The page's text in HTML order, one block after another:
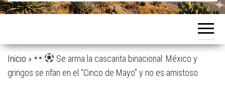
parezcan.
Inicio »
Se arma la cascarita binacional: México y
gringos se rifan en el “Cinco de Mayo” y no es amistoso